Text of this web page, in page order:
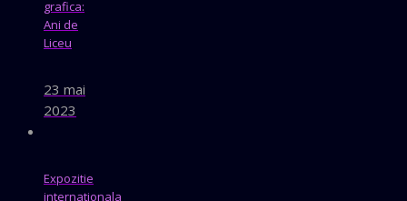
grafica:
Ani de
Liceu
23 mai
2023
Expozitie
internationala